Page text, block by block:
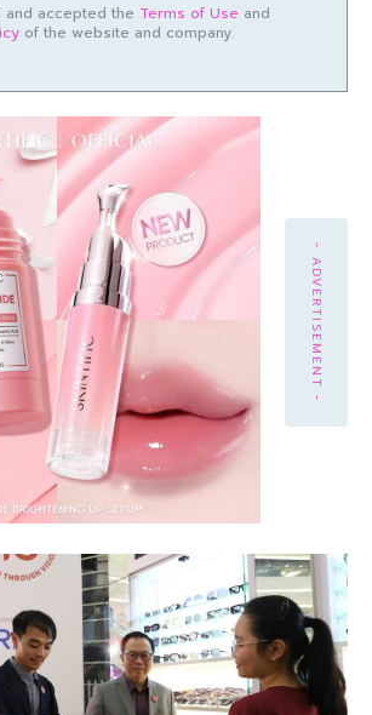
and accepted the Terms of Use and
of the website and company.
- ADVERTISEMENT -